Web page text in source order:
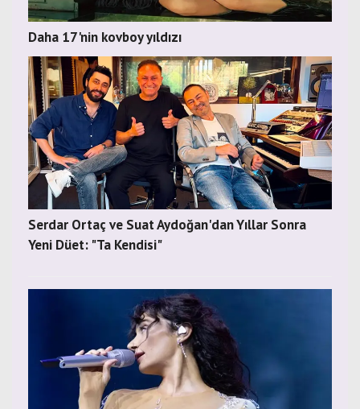
Daha 17'nin kovboy yıldızı
Serdar Ortaç ve Suat Aydoğan'dan Yıllar Sonra
Yeni Düet: "Ta Kendisi"